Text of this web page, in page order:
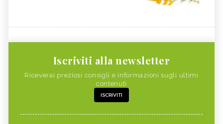
Iscriviti alla newsletter
Riceverai preziosi consigli e informazioni sugli ultimi
contenuti
ISCRIVITI